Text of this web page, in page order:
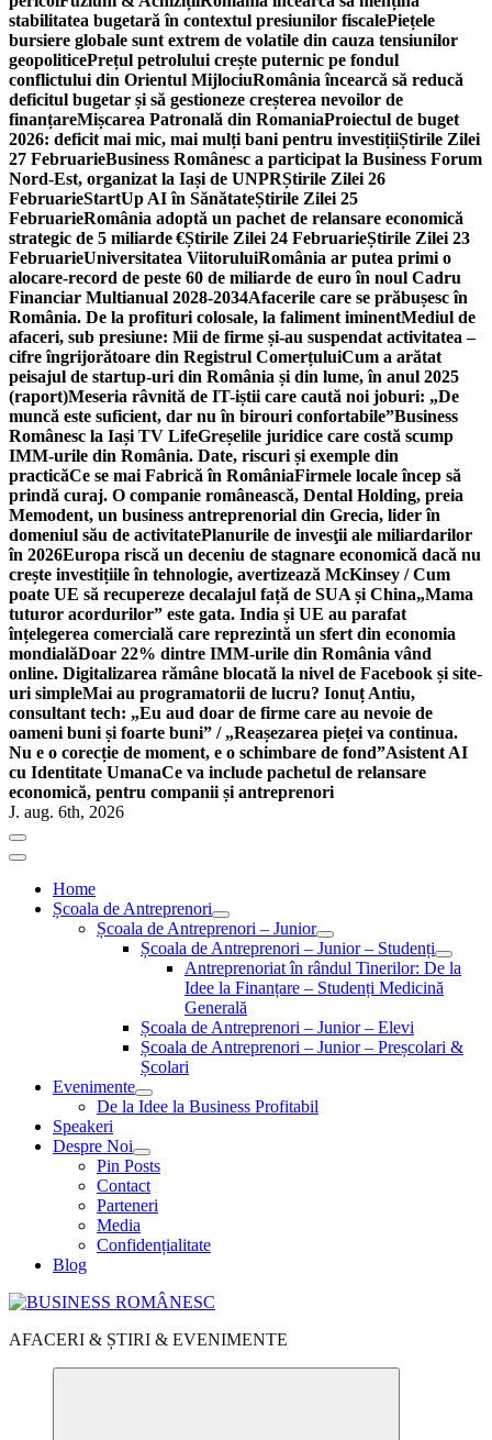
stabilitatea bugetară în contextul presiunilor fiscalePiețele
bursiere globale sunt extrem de volatile din cauza tensiunilor
geopoliticePrețul petrolului crește puternic pe fondul
conflictului din Orientul MijlociuRomânia încearcă să reducă
deficitul bugetar și să gestioneze creșterea nevoilor de
finanțareMișcarea Patronală din RomaniaProiectul de buget
2026: deficit mai mic, mai mulți bani pentru investițiiȘtirile Zilei
27 FebruarieBusiness Românesc a participat la Business Forum
Nord-Est, organizat la Iași de UNPRȘtirile Zilei 26
FebruarieStartUp AI în SănătateȘtirile Zilei 25
FebruarieRomânia adoptă un pachet de relansare economică
strategic de 5 miliarde €Știrile Zilei 24 FebruarieȘtirile Zilei 23
FebruarieUniversitatea ViitoruluiRomânia ar putea primi o
alocare-record de peste 60 de miliarde de euro în noul Cadru
Financiar Multianual 2028-2034Afacerile care se prăbușesc în
România. De la profituri colosale, la faliment iminentMediul de
afaceri, sub presiune: Mii de firme și-au suspendat activitatea –
cifre îngrijorătoare din Registrul ComerțuluiCum a arătat
peisajul de startup-uri din România și din lume, în anul 2025
(raport)Meseria râvnită de IT-iștii care caută noi joburi: „De
muncă este suficient, dar nu în birouri confortabile”Business
Românesc la Iași TV LifeGreșelile juridice care costă scump
IMM-urile din România. Date, riscuri și exemple din
practicăCe se mai Fabrică în RomâniaFirmele locale încep să
prindă curaj. O companie românească, Dental Holding, preia
Memodent, un business antreprenorial din Grecia, lider în
domeniul său de activitatePlanurile de invesţii ale miliardarilor
în 2026Europa riscă un deceniu de stagnare economică dacă nu
crește investițiile în tehnologie, avertizează McKinsey / Cum
poate UE să recupereze decalajul față de SUA și China„Mama
tuturor acordurilor” este gata. India și UE au parafat
înțelegerea comercială care reprezintă un sfert din economia
mondialăDoar 22% dintre IMM-urile din România vând
online. Digitalizarea rămâne blocată la nivel de Facebook și site-
uri simpleMai au programatorii de lucru? Ionuț Antiu,
consultant tech: „Eu aud doar de firme care au nevoie de
oameni buni și foarte buni” / „Reașezarea pieței va continua.
Nu e o corecție de moment, e o schimbare de fond”Asistent AI
cu Identitate UmanaCe va include pachetul de relansare
economică, pentru companii și antreprenori
J. aug. 6th, 2026
Home
Școala de Antreprenori
Școala de Antreprenori – Junior
Școala de Antreprenori – Junior – Studenți
Antreprenoriat în rândul Tinerilor: De la
Idee la Finanțare – Studenți Medicină
Generală
Școala de Antreprenori – Junior – Elevi
Școala de Antreprenori – Junior – Preșcolari &
Școlari
Evenimente
De la Idee la Business Profitabil
Speakeri
Despre Noi
Pin Posts
Contact
Parteneri
Media
Confidențialitate
Blog
AFACERI & ȘTIRI & EVENIMENTE